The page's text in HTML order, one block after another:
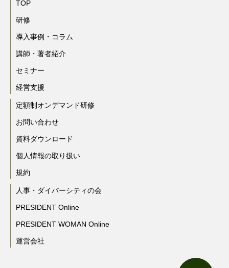
TOP
研修
導入事例・コラム
講師・著者紹介
セミナー
経営支援
定額制オンデマンド研修
お問い合わせ
資料ダウンロード
個人情報の取り扱い
規約
人事・ダイバーシティの会
PRESIDENT Online
PRESIDENT WOMAN Online
運営会社